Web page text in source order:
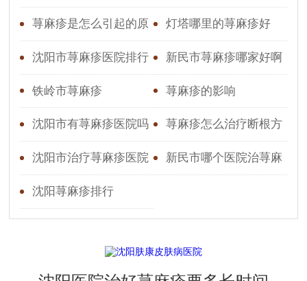
效果好
荨麻疹是怎么引起的原
因造成的图片
灯塔哪里的荨麻疹好
沈阳市荨麻疹医院排行 新民市荨麻疹哪家好啊
铁岭市荨麻疹 荨麻疹的影响
沈阳市有荨麻疹医院吗 荨麻疹怎么治疗断根方
法
沈阳市治疗荨麻疹医院 新民市哪个医院治荨麻
沈阳荨麻疹排行